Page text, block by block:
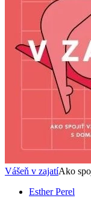
Vášeň v zajatíAko
Esther Perel